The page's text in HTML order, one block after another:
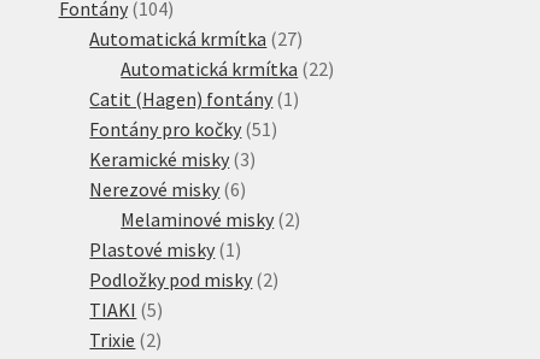
Fontány 104104
produktů
Automatická krmítka 2727
produktů
Automatická krmítka 2222
Catit (Hagen) fontány 1 1
Fontány pro kočky 51 51
Keramické misky 33
Nerezové misky 66
produktů
Melaminové misky 22
Plastové misky 1 1
produkt
Podložky pod misky 22
TIAKI 55
produktů
Trixie 22